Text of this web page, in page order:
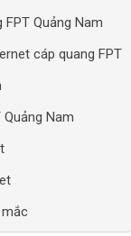
Quảng Nam
cáp quang FPT
Nam